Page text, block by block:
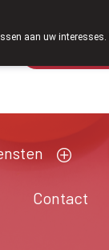
Contact
aan uw